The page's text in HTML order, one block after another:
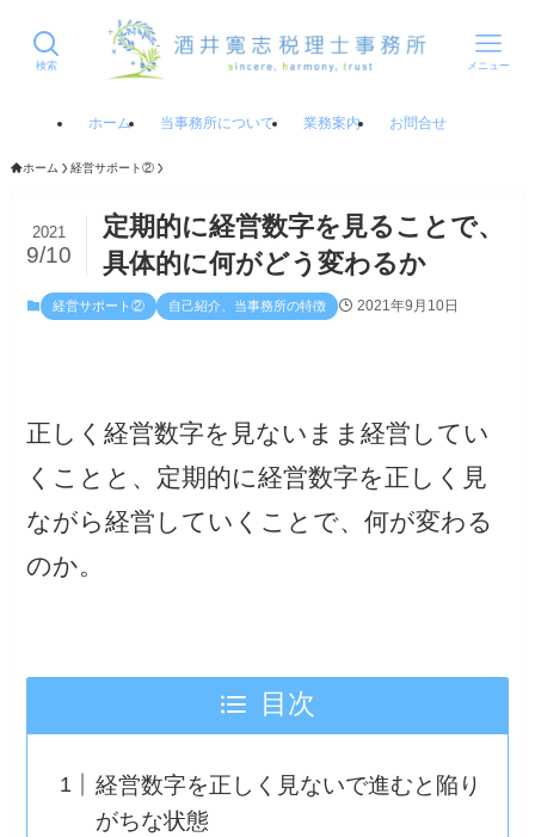
検索 メニュー
ホーム 当事務所について 業務案内 お問合せ
ホーム 経営サポート②
定期的に経営数字を見ることで、
具体的に何がどう変わるか
2021
9/10
経営サポート② 自己紹介、当事務所の特徴 2021年9月10日
正しく経営数字を見ないまま経営してい
くことと、定期的に経営数字を正しく見
ながら経営していくことで、何が変わる
のか。
目次
経営数字を正しく見ないで進むと陥り
がちな状態